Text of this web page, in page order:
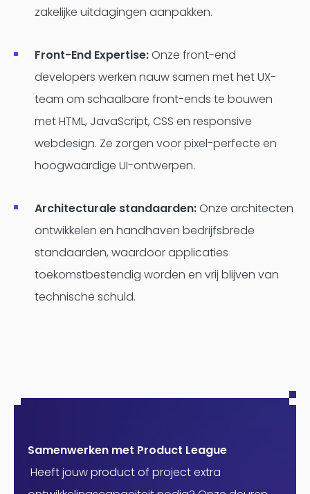
zakelijke uitdagingen aanpakken.
Front-End Expertise:Onze front-end
developers werken nauw samen met het UX-
team om schaalbare front-ends te bouwen
met HTML, JavaScript, CSS en responsive
webdesign. Ze zorgen voor pixel-perfecte en
hoogwaardige UI-ontwerpen.
Architecturale standaarden:Onze architecten
ontwikkelen en handhaven bedrijfsbrede
standaarden, waardoor applicaties
toekomstbestendig worden en vrij blijven van
technische schuld.
Samenwerken met Product League
Heeft jouw product of project extra